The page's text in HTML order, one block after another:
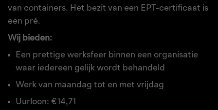
van containers. Het bezit van een EPT-certificaat is
een pré.
Wij bieden:
Een prettige werksfeer binnen een organisatie
waar iedereen gelijk wordt behandeld
Werk van maandag tot en met vrijdag
Uurloon: €14,71